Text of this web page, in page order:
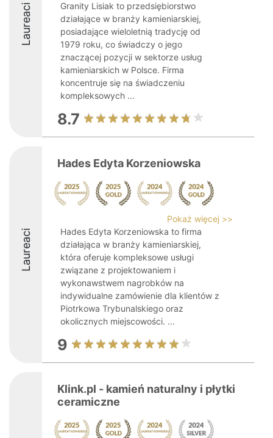
Laureaci
Granity Lisiak to przedsiębiorstwo
działające w branży kamieniarskiej,
posiadające wieloletnią tradycję od
1979 roku, co świadczy o jego
znaczącej pozycji w sektorze usług
kamieniarskich w Polsce. Firma
koncentruje się na świadczeniu
kompleksowych ...
8.7
Laureaci
Hades Edyta Korzeniowska
Pokaż więcej >>
Hades Edyta Korzeniowska to firma
działająca w branży kamieniarskiej,
która oferuje kompleksowe usługi
związane z projektowaniem i
wykonawstwem nagrobków na
indywidualne zamówienie dla klientów z
Piotrkowa Trybunalskiego oraz
okolicznych miejscowości. ...
9
Klink.pl - kamień naturalny i płytki
ceramiczne